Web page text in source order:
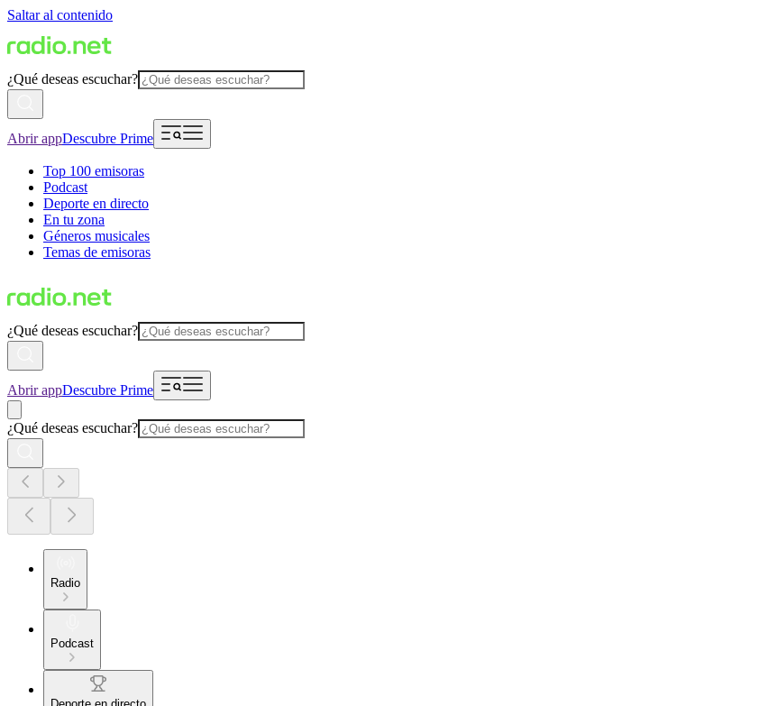
Saltar al contenido
¿Qué deseas escuchar?
Abrir appDescubre Prime
Top 100 emisoras
Podcast
Deporte en directo
En tu zona
Géneros musicales
Temas de emisoras
¿Qué deseas escuchar?
Abrir appDescubre Prime
¿Qué deseas escuchar?
Radio
Podcast